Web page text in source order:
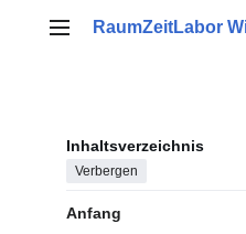
Hauptmenü
RaumZeitLabor
Inhaltsverzeichnis
Verbergen
Anfang